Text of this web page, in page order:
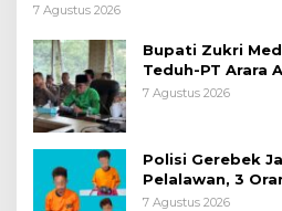
7 Agustus 2026
Bupati Zukri
Teduh-PT Arara
7 Agustus 2026
Polisi Gerebek
Pelalawan, 3
7 Agustus 2026